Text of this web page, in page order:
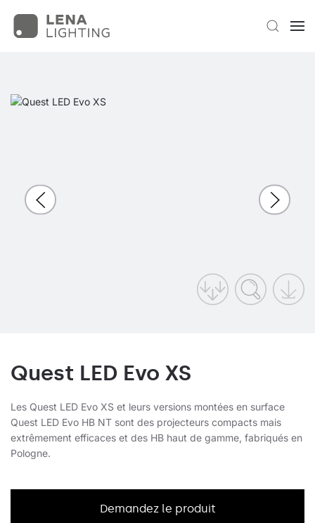
Quest LED Evo XS
Les Quest LED Evo XS et leurs versions montées en surface
Quest LED Evo HB NT sont des projecteurs compacts mais
extrêmement efficaces et des HB haut de gamme, fabriqués en
Pologne.
Demandez le produit